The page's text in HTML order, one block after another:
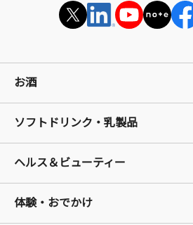
お酒
ソフトドリンク・乳製品
ヘルス＆ビューティー
体験・おでかけ